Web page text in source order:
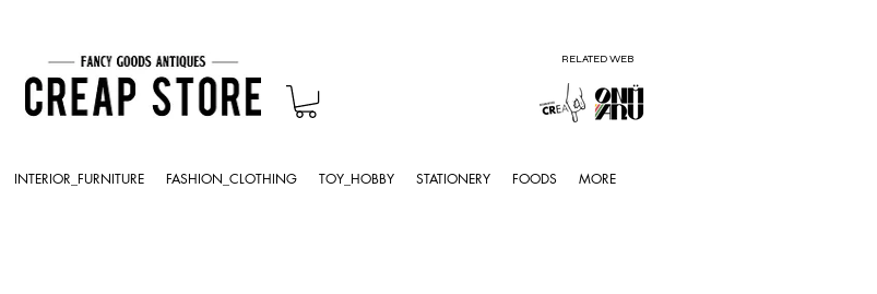
RELATED WEB
INTERIOR_FURNITURE FASHION_CLOTHING TOY_HOBBY STATIONERY FOODS MORE